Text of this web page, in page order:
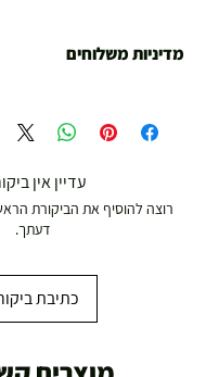
מדיניות משלוחים
19.00 ₪
משלוח מהיר עד הבית ( עד 20 ק"ג)
עדיין אין
רוצה להוסיף את הביקורת
דעתך.
כתיבת